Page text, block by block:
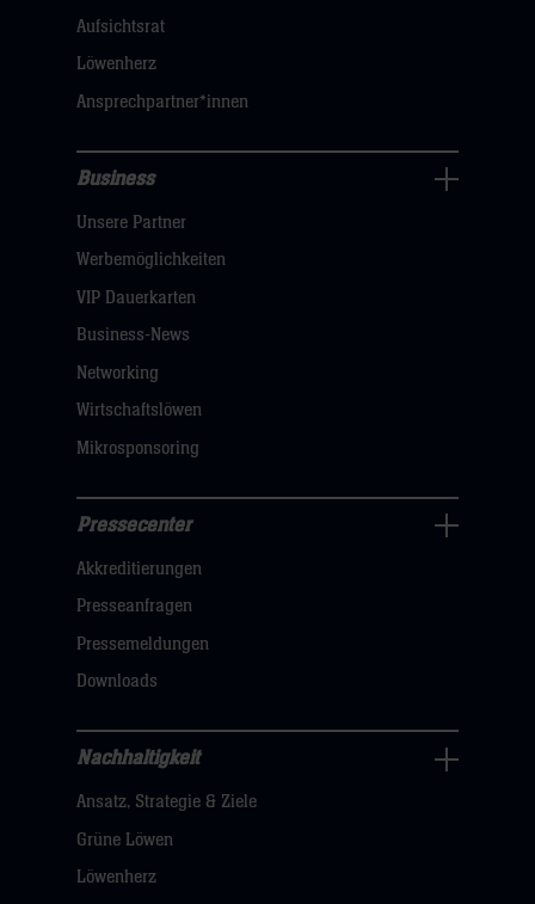
hier
Aufsichtsrat
Löwenherz
Ansprechpartner*innen
Navigation
öffnen,
dann
klicken
Business
Unsere Partner
Werbemöglichkeiten
VIP Dauerkarten
Business-News
Networking
Wirtschaftslöwen
Mikrosponsoring
Navigation
öffnen,
dann
klicken
hier
Pressecenter
Akkreditierungen
Presseanfragen
Pressemeldungen
Downloads
Nachhaltigkeit
Navigation
öffnen,
dann
Nachhaltigkeit
Ansatz, Strategie & Ziele
Grüne Löwen
Löwenherz